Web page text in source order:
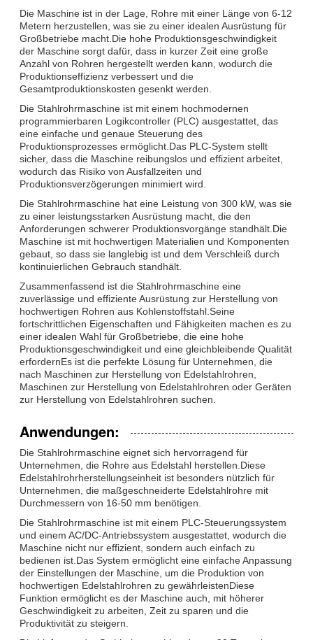
Die Maschine ist in der Lage, Rohre mit einer Länge von 6-12
Metern herzustellen, was sie zu einer idealen Ausrüstung für
Großbetriebe macht.Die hohe Produktionsgeschwindigkeit
der Maschine sorgt dafür, dass in kurzer Zeit eine große
Anzahl von Rohren hergestellt werden kann, wodurch die
Produktionseffizienz verbessert und die
Gesamtproduktionskosten gesenkt werden.
Die Stahlrohrmaschine ist mit einem hochmodernen
programmierbaren Logikcontroller (PLC) ausgestattet, das
eine einfache und genaue Steuerung des
Produktionsprozesses ermöglicht.Das PLC-System stellt
sicher, dass die Maschine reibungslos und effizient arbeitet,
wodurch das Risiko von Ausfallzeiten und
Produktionsverzögerungen minimiert wird.
Die Stahlrohrmaschine hat eine Leistung von 300 kW, was sie
zu einer leistungsstarken Ausrüstung macht, die den
Anforderungen schwerer Produktionsvorgänge standhält.Die
Maschine ist mit hochwertigen Materialien und Komponenten
gebaut, so dass sie langlebig ist und dem Verschleiß durch
kontinuierlichen Gebrauch standhält.
Zusammenfassend ist die Stahlrohrmaschine eine
zuverlässige und effiziente Ausrüstung zur Herstellung von
hochwertigen Rohren aus Kohlenstoffstahl.Seine
fortschrittlichen Eigenschaften und Fähigkeiten machen es zu
einer idealen Wahl für Großbetriebe, die eine hohe
Produktionsgeschwindigkeit und eine gleichbleibende Qualität
erfordernEs ist die perfekte Lösung für Unternehmen, die
nach Maschinen zur Herstellung von Edelstahlrohren,
Maschinen zur Herstellung von Edelstahlrohren oder Geräten
zur Herstellung von Edelstahlrohren suchen.
Anwendungen:
Die Stahlrohrmaschine eignet sich hervorragend für
Unternehmen, die Rohre aus Edelstahl herstellen.Diese
Edelstahlrohrherstellungseinheit ist besonders nützlich für
Unternehmen, die maßgeschneiderte Edelstahlrohre mit
Durchmessern von 16-50 mm benötigen.
Die Stahlrohrmaschine ist mit einem PLC-Steuerungssystem
und einem AC/DC-Antriebssystem ausgestattet, wodurch die
Maschine nicht nur effizient, sondern auch einfach zu
bedienen ist.Das System ermöglicht eine einfache Anpassung
der Einstellungen der Maschine, um die Produktion von
hochwertigen Edelstahlrohren zu gewährleistenDiese
Funktion ermöglicht es der Maschine auch, mit höherer
Geschwindigkeit zu arbeiten, Zeit zu sparen und die
Produktivität zu steigern.